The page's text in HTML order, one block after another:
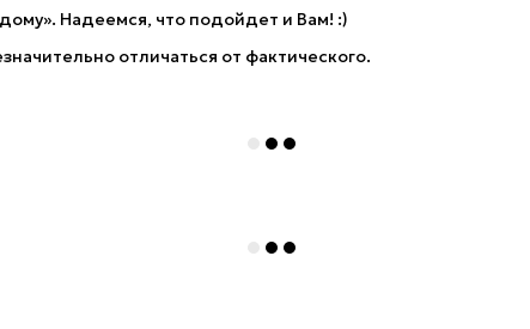
Надеемся, что подойдет и Вам! :)
отличаться от фактического.